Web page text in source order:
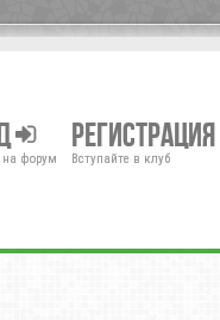
на форум
Регистрация
Вступайте в клуб